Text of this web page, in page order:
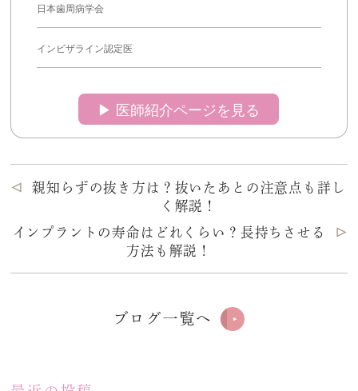
日本歯周病学会
インビザライン認定医
▶︎ 医師紹介ページを見る
親知らずの抜き方は？抜いたあとの注意点も詳し
く解説！
インプラントの寿命はどれくらい？長持ちさせる
方法も解説！
ブログ一覧へ